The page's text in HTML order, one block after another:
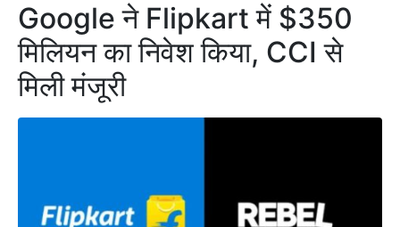
Google ने Flipkart में $350
मिलियन का निवेश किया, CCI से
मिली मंजूरी